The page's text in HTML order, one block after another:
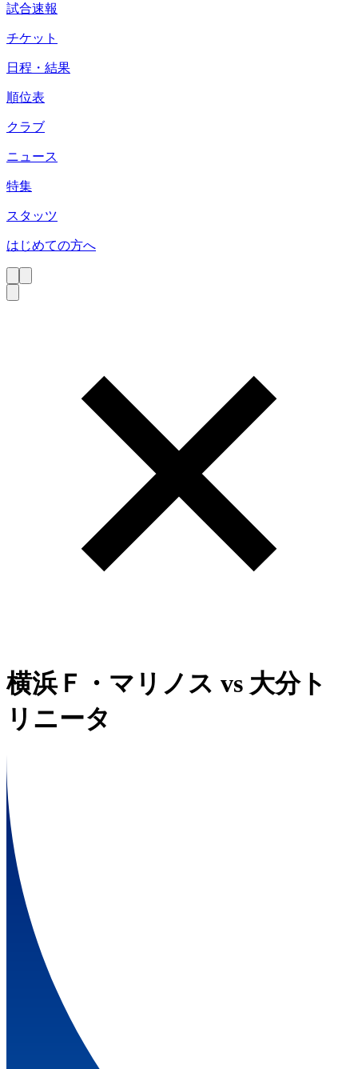
試合速報
チケット
日程・結果
順位表
クラブ
ニュース
特集
スタッツ
はじめての方へ
横浜Ｆ・マリノス vs 大分ト
リニータ